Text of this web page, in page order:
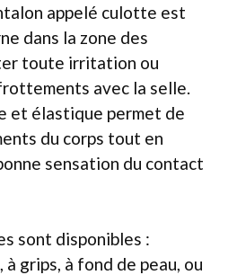
appelé culotte est
dans la zone des
toute irritation ou
avec la selle.
et élastique permet de
du corps tout en
sensation du contact
sont disponibles :
à grips, à fond de peau, ou